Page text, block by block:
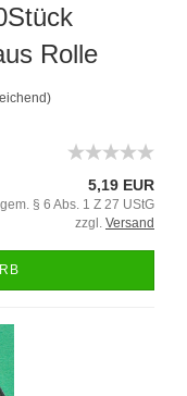
Rolle
5,19 EUR
§ 6 Abs. 1 Z 27 UStG
zzgl. Versand